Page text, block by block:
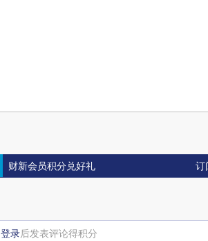
财新会员积分兑好礼 订
登录后发表评论得积分